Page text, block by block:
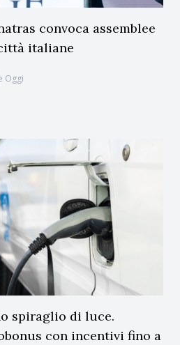
convoca assemblee
italiane
Oggi
spiraglio di luce.
con incentivi fino a